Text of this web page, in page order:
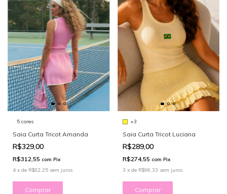
5 cores
Saia Curta Tricot Amanda
R$329,00
R$312,55 com Pix
4 x de R$82,25 sem juros
Comprar
+3
Saia Curta Tricot Luciana
R$289,00
R$274,55 com Pix
3 x de R$96,33 sem juros
Comprar